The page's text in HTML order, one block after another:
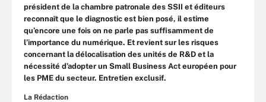
président de la chambre patronale des SSII et éditeurs
reconnaît que le diagnostic est bien posé, il estime
qu’encore une fois on ne parle pas suffisamment de
l’importance du numérique. Et revient sur les risques
concernant la délocalisation des unités de R&D et la
nécessité d’adopter un Small Business Act européen pour
les PME du secteur. Entretien exclusif.
La Rédaction